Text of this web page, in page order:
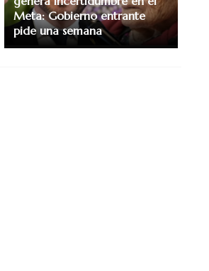
Meta: Gobierno entrante
pide una semana